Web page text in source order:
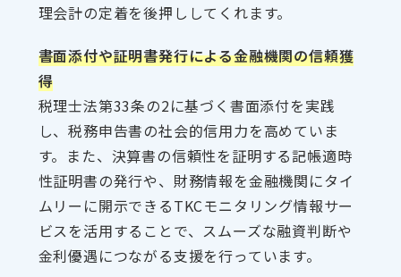
理会計の定着を後押ししてくれます。
書面添付や証明書発行による金融機関の信頼獲
得
税理士法第33条の2に基づく書面添付を実践
し、税務申告書の社会的信用力を高めていま
す。また、決算書の信頼性を証明する記帳適時
性証明書の発行や、財務情報を金融機関にタイ
ムリーに開示できるTKCモニタリング情報サー
ビスを活用することで、スムーズな融資判断や
金利優遇につながる支援を行っています。